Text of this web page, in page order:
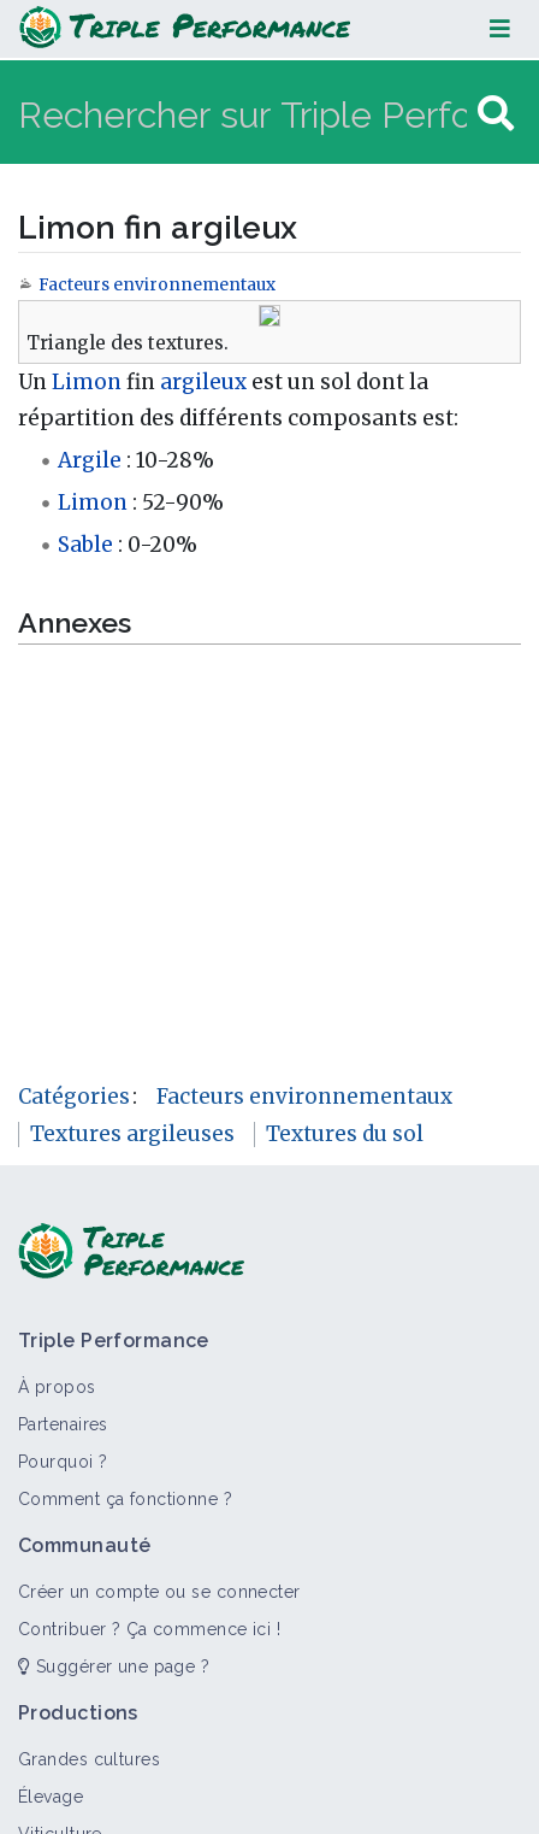
Limon fin argileux
Limon fin argileux
Aller à :navigation,rechercher
Facteurs environnementaux
Triangle des textures.
UnLimonfin argileux est un sol dont la
répartition des différents composants est:
Argile : 10-28%
Limon : 52-90%
Sable : 0-20%
Annexes
Catégories:
Facteurs environnementaux
Textures argileuses
Textures du sol
Triple Performance
À propos
Partenaires
Pourquoi ?
Comment ça fonctionne ?
Communauté
Créer un compte ou se connecter
Contribuer ? Ça commence ici !
Suggérer une page ?
Productions
Grandes cultures
Élevage